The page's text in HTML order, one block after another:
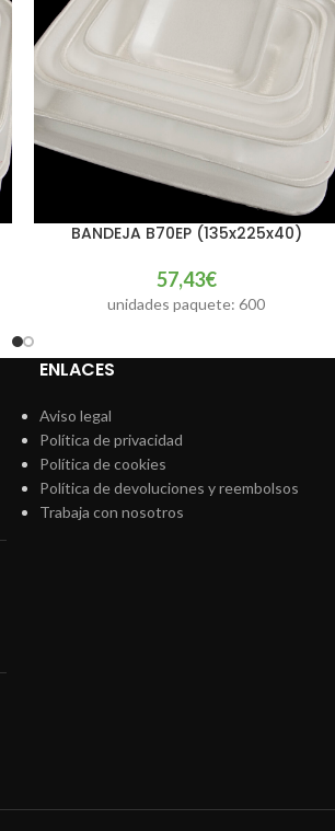
AÑADIR AL CARRITO
BANDEJA B70EP (135x225x40)
57,43€
unidades paquete: 600
ENLACES
Aviso legal
Política de privacidad
Política de cookies
Política de devoluciones y reembolsos
Trabaja con nosotros